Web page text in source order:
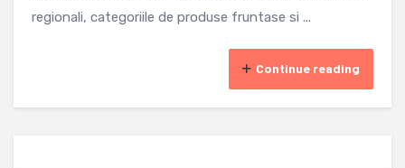
regionali, categoriile de produse fruntase si ...
Continue reading